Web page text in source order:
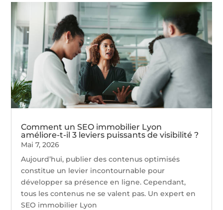
Comment un SEO immobilier Lyon
améliore-t-il 3 leviers puissants de visibilité ?
Mai 7, 2026
Aujourd’hui, publier des contenus optimisés
constitue un levier incontournable pour
développer sa présence en ligne. Cependant,
tous les contenus ne se valent pas. Un expert en
SEO immobilier Lyon